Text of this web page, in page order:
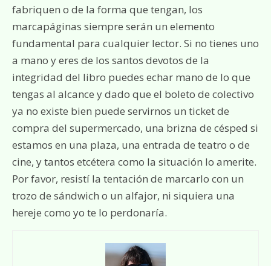
fabriquen o de la forma que tengan, los
marcapáginas siempre serán un elemento
fundamental para cualquier lector. Si no tienes uno
a mano y eres de los santos devotos de la
integridad del libro puedes echar mano de lo que
tengas al alcance y dado que el boleto de colectivo
ya no existe bien puede servirnos un ticket de
compra del supermercado, una brizna de césped si
estamos en una plaza, una entrada de teatro o de
cine, y tantos etcétera como la situación lo amerite.
Por favor, resistí la tentación de marcarlo con un
trozo de sándwich o un alfajor, ni siquiera una
hereje como yo te lo perdonaría.